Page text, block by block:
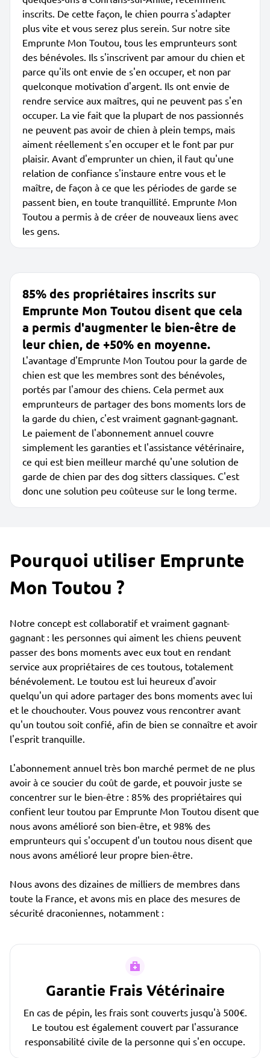
inscrits. De cette façon, le chien pourra s'adapter
plus vite et vous serez plus serein. Sur notre site
Emprunte Mon Toutou, tous les emprunteurs sont
des bénévoles. Ils s'inscrivent par amour du chien et
parce qu'ils ont envie de s'en occuper, et non par
quelconque motivation d'argent. Ils ont envie de
rendre service aux maîtres, qui ne peuvent pas s'en
occuper. La vie fait que la plupart de nos passionnés
ne peuvent pas avoir de chien à plein temps, mais
aiment réellement s'en occuper et le font par pur
plaisir. Avant d'emprunter un chien, il faut qu'une
relation de confiance s'instaure entre vous et le
maître, de façon à ce que les périodes de garde se
passent bien, en toute tranquillité. Emprunte Mon
Toutou a permis à de créer de nouveaux liens avec
les gens.
85% des propriétaires inscrits sur
Emprunte Mon Toutou disent que cela
a permis d'augmenter le bien-être de
leur chien, de +50% en moyenne.
L'avantage d'Emprunte Mon Toutou pour la garde de
chien est que les membres sont des bénévoles,
portés par l'amour des chiens. Cela permet aux
emprunteurs de partager des bons moments lors de
la garde du chien, c'est vraiment gagnant-gagnant.
Le paiement de l'abonnement annuel couvre
simplement les garanties et l'assistance vétérinaire,
ce qui est bien meilleur marché qu'une solution de
garde de chien par des dog sitters classiques. C'est
donc une solution peu coûteuse sur le long terme.
Pourquoi utiliser Emprunte
Mon Toutou ?
Notre concept est collaboratif et vraiment gagnant-
gagnant : les personnes qui aiment les chiens peuvent
passer des bons moments avec eux tout en rendant
service aux propriétaires de ces toutous, totalement
bénévolement. Le toutou est lui heureux d'avoir
quelqu'un qui adore partager des bons moments avec lui
et le chouchouter. Vous pouvez vous rencontrer avant
qu'un toutou soit confié, afin de bien se connaître et avoir
l'esprit tranquille.
L'abonnement annuel très bon marché permet de ne plus
avoir à ce soucier du coût de garde, et pouvoir juste se
concentrer sur le bien-être : 85% des propriétaires qui
confient leur toutou par Emprunte Mon Toutou disent que
nous avons amélioré son bien-être, et 98% des
emprunteurs qui s'occupent d'un toutou nous disent que
nous avons amélioré leur propre bien-être.
Nous avons des dizaines de milliers de membres dans
toute la France, et avons mis en place des mesures de
sécurité draconiennes, notamment :
Garantie Frais Vétérinaire
En cas de pépin, les frais sont couverts jusqu'à 500€.
Le toutou est également couvert par l'assurance
responsabilité civile de la personne qui s'en occupe.